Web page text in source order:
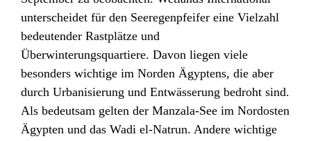
unterscheidet für den Seeregenpfeifer eine Vielzahl
bedeutender Rastplätze und
Überwinterungsquartiere. Davon liegen viele
besonders wichtige im Norden Ägyptens, die aber
durch Urbanisierung und Entwässerung bedroht sind.
Als bedeutsam gelten der Manzala-See im Nordosten
Ägypten und das Wadi el-Natrun. Andere wichtige